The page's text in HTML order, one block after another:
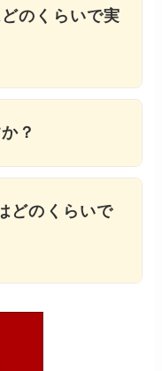
のくらいで実
？
どのくらいで